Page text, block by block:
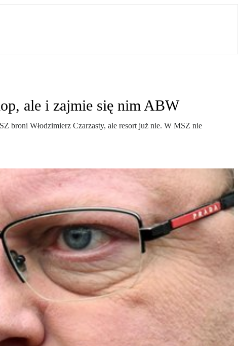
ale i zajmie się nim ABW
broni Włodzimierz Czarzasty, ale resort już nie. W MSZ nie